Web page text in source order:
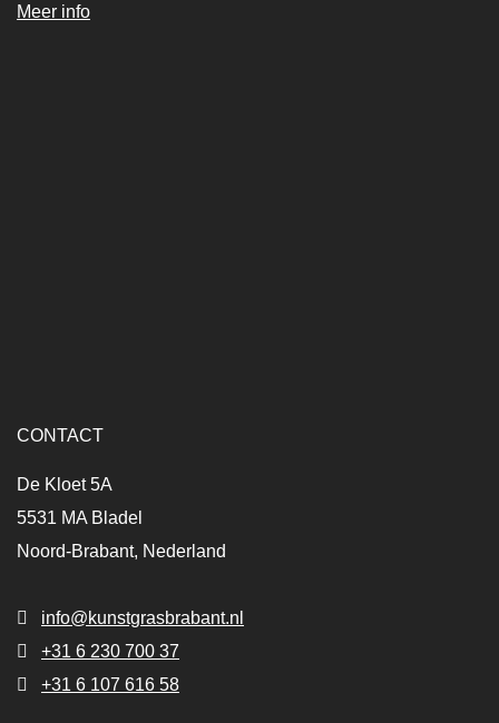
CONTACT
De Kloet 5A
5531 MA Bladel
Noord-Brabant, Nederland
info@kunstgrasbrabant.nl
+31 6 230 700 37
+31 6 107 616 58